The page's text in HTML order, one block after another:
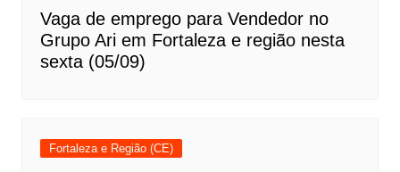
Vaga de emprego para Vendedor no
Grupo Ari em Fortaleza e região nesta
sexta (05/09)
Fortaleza e Região (CE)